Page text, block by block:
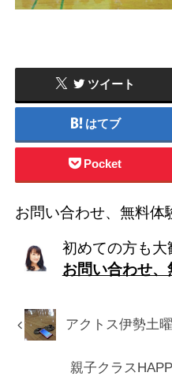
ツイート
はてブ
Pocket
お問い合わせ、無料体
初めての方も大
お問い合わせ
アクトス伊勢土
親子クラス